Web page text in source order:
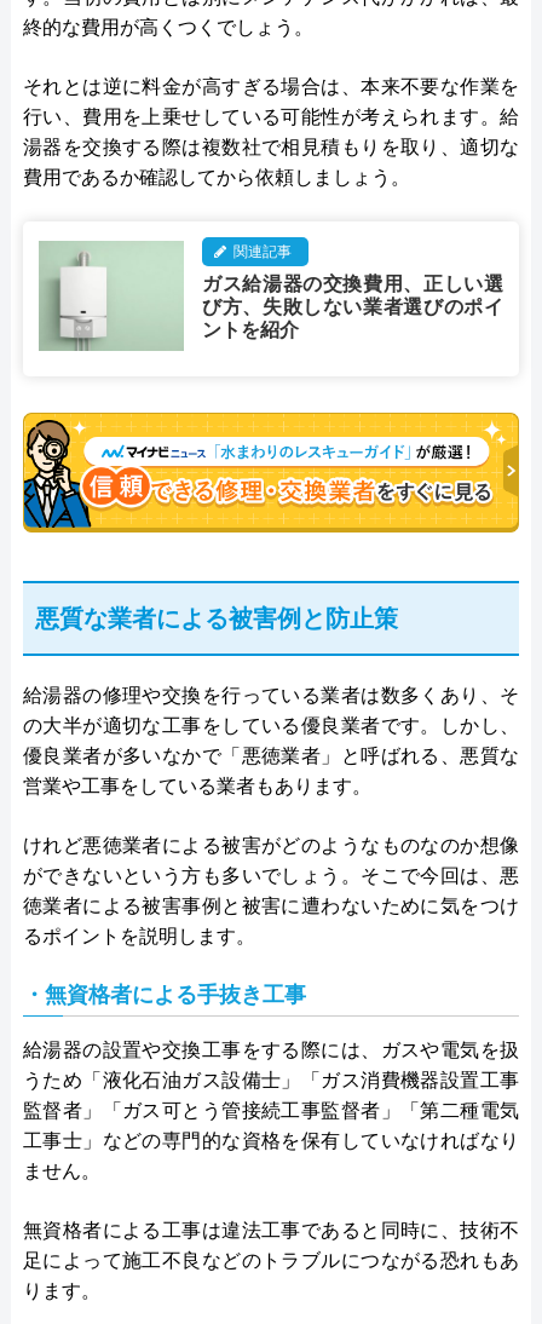
終的な費用が高くつくでしょう。
それとは逆に料金が高すぎる場合は、本来不要な作業を
行い、費用を上乗せしている可能性が考えられます。給
湯器を交換する際は複数社で相見積もりを取り、適切な
費用であるか確認してから依頼しましょう。
関連記事
ガス給湯器の交換費用、正しい選
び方、失敗しない業者選びのポイ
ントを紹介
悪質な業者による被害例と防止策
給湯器の修理や交換を行っている業者は数多くあり、そ
の大半が適切な工事をしている優良業者です。しかし、
優良業者が多いなかで「悪徳業者」と呼ばれる、悪質な
営業や工事をしている業者もあります。
けれど悪徳業者による被害がどのようなものなのか想像
ができないという方も多いでしょう。そこで今回は、悪
徳業者による被害事例と被害に遭わないために気をつけ
るポイントを説明します。
・無資格者による手抜き工事
給湯器の設置や交換工事をする際には、ガスや電気を扱
うため「液化石油ガス設備士」「ガス消費機器設置工事
監督者」「ガス可とう管接続工事監督者」「第二種電気
工事士」などの専門的な資格を保有していなければなり
ません。
無資格者による工事は違法工事であると同時に、技術不
足によって施工不良などのトラブルにつながる恐れもあ
ります。